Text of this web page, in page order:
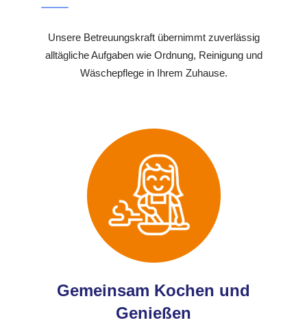
Unsere Betreuungskraft übernimmt zuverlässig
alltägliche Aufgaben wie Ordnung, Reinigung und
Wäschepflege in Ihrem Zuhause.
Gemeinsam Kochen und
Genießen